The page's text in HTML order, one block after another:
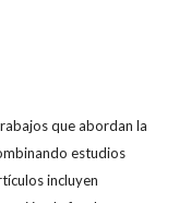
que abordan la
estudios
incluyen